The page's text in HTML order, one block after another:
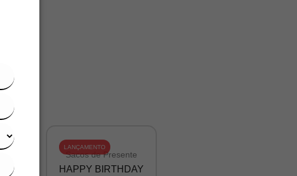
LANÇAMENTO
Sacos de Presente
HAPPY BIRTHDAY